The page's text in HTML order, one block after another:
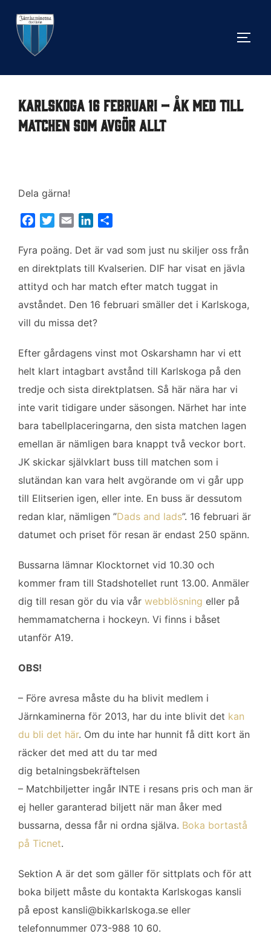
innehåll
Karlskoga 16 februari – åk med till
matchen som avgör allt
Dela gärna!
c
e
o
o
k
i
t
e
r
a
i
n
k
d
I
n
l
a
Fyra poäng. Det är vad som just nu skiljer oss från
en direktplats till Kvalserien. DIF har visat en jävla
attityd och har match efter match tuggat in
avståndet. Den 16 februari smäller det i Karlskoga,
vill du missa det?
Efter gårdagens vinst mot Oskarshamn har vi ett
helt klart intagbart avstånd till Karlskoga på den
tredje och sista direktplatsen. Så här nära har vi
inte varit tidigare under säsongen. Närhet har inte
bara tabellplaceringarna, den sista matchen lagen
emellan är nämligen bara knappt två veckor bort.
JK skickar självklart buss till matchen som i
slutändan kan vara helt avgörande om vi går upp
till Elitserien igen, eller inte. En buss är dessutom
redan klar, nämligen ”Dads and lads”. 16 februari är
datumet och priset för resan är endast 250 spänn.
Bussarna lämnar Klocktornet vid 10.30 och
kommer fram till Stadshotellet runt 13.00. Anmäler
dig till resan gör du via vår webblösning eller på
hemmamatcherna i hockeyn. Vi finns i båset
utanför A19.
OBS!
– Före avresa måste du ha blivit medlem i
Järnkaminerna för 2013, har du inte blivit det kan
du bli det här. Om du inte har hunnit få ditt kort än
räcker det med att du tar med
dig betalningsbekräftelsen
– Matchbiljetter ingår INTE i resans pris och man är
ej heller garanterad biljett när man åker med
bussarna, dessa får ni ordna själva. Boka bortastå
på Ticnet.
Sektion A är det som gäller för sittplats och för att
boka biljett måste du kontakta Karlskogas kansli
på epost kansli@bikkarlskoga.se eller
telefonnummer 073-988 10 60.